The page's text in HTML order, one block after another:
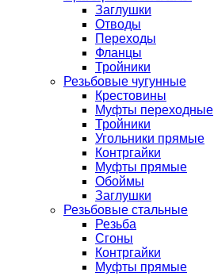
Заглушки
Отводы
Переходы
Фланцы
Тройники
Резьбовые чугунные
Крестовины
Муфты переходные
Тройники
Угольники прямые
Контргайки
Муфты прямые
Обоймы
Заглушки
Резьбовые стальные
Резьба
Сгоны
Контргайки
Муфты прямые